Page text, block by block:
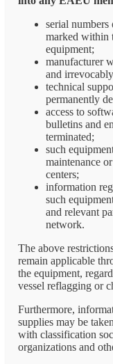
serial
marked within
equipment;
manufacturer
and
technical
permanently
access to
bulletins and
terminated;
such
maintenance
centers;
information
such
and relevant
network.
The above
remain applicable
the equipment,
vessel reflagging or
Furthermore,
supplies may be
with classification
organizations and